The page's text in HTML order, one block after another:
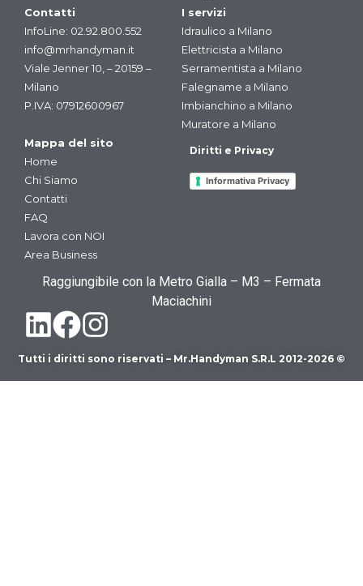
Contatti
InfoLine: 02.92.800.552
info@mrhandyman.it
Viale Jenner 10, – 20159 –
Milano
P.IVA: 07912600967
I servizi
Idraulico a Milano
Elettricista a Milano
Serramentista a Milano
Falegname a Milano
Imbianchino a Milano
Muratore a Milano
Mappa del sito
Home
Chi Siamo
Contatti
FAQ
Lavora con NOI
Area Business
Diritti e Privacy
Informativa Privacy
Raggiungibile con la Metro Gialla – M3 – Fermata
Maciachini
Tutti i diritti sono riservati – Mr.Handyman S.R.L 2012-2026 ©